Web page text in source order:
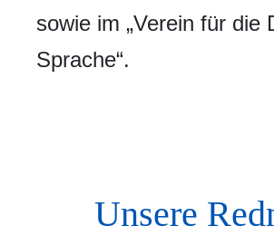
sowie im „Verein für die
Sprache“.
Unsere